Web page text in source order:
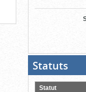
Statuts
pour
Statut